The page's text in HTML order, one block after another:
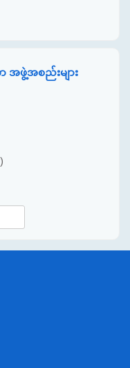
ဖွဲ့အစည်းများ